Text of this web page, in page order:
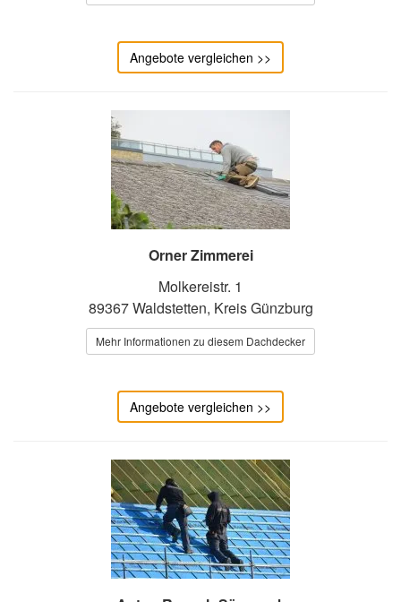
Angebote vergleichen >>
Orner Zimmerei
Molkereistr. 1
89367 Waldstetten, Kreis Günzburg
Mehr Informationen zu diesem Dachdecker
Angebote vergleichen >>